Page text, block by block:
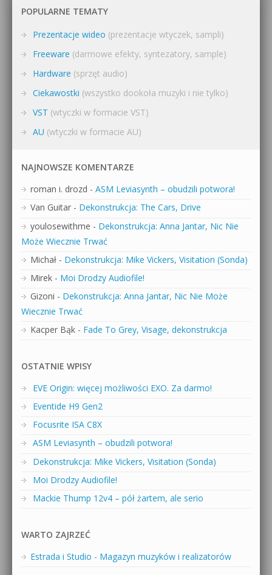
POPULARNE TEMATY
Prezentacje wideo (prezentacje wtyczek, sampli)
Freeware (darmowe efekty, syntezatory, sample)
Hardware (sprzęt audio)
Ciekawostki (wszystko dookoła muzyki i nie tylko)
VST (wtyczki w formacie VST)
AU (wtyczki w formacie AU)
NAJNOWSZE KOMENTARZE
roman i. drozd - ASM Leviasynth – obudzili potwora!
Van Guitar - Dekonstrukcja: The Cars, Drive
youlosewithme - Dekonstrukcja: Anna Jantar, Nic Nie
Może Wiecznie Trwać
Michał - Dekonstrukcja: Mike Vickers, Visitation (Sonda)
Mirek - Moi Drodzy Audiofile!
Gizoni - Dekonstrukcja: Anna Jantar, Nic Nie Może
Wiecznie Trwać
Kacper Bąk - Fade To Grey, Visage, dekonstrukcja
OSTATNIE WPISY
EVE Origin: więcej możliwości EXO. Za darmo!
Eventide H9 Gen2
Focusrite ISA C8X
ASM Leviasynth – obudzili potwora!
Dekonstrukcja: Mike Vickers, Visitation (Sonda)
Moi Drodzy Audiofile!
Mackie Thump 12v4 – pół żartem, ale serio
WARTO ZAJRZEĆ
Estrada i Studio - Magazyn muzyków i realizatorów